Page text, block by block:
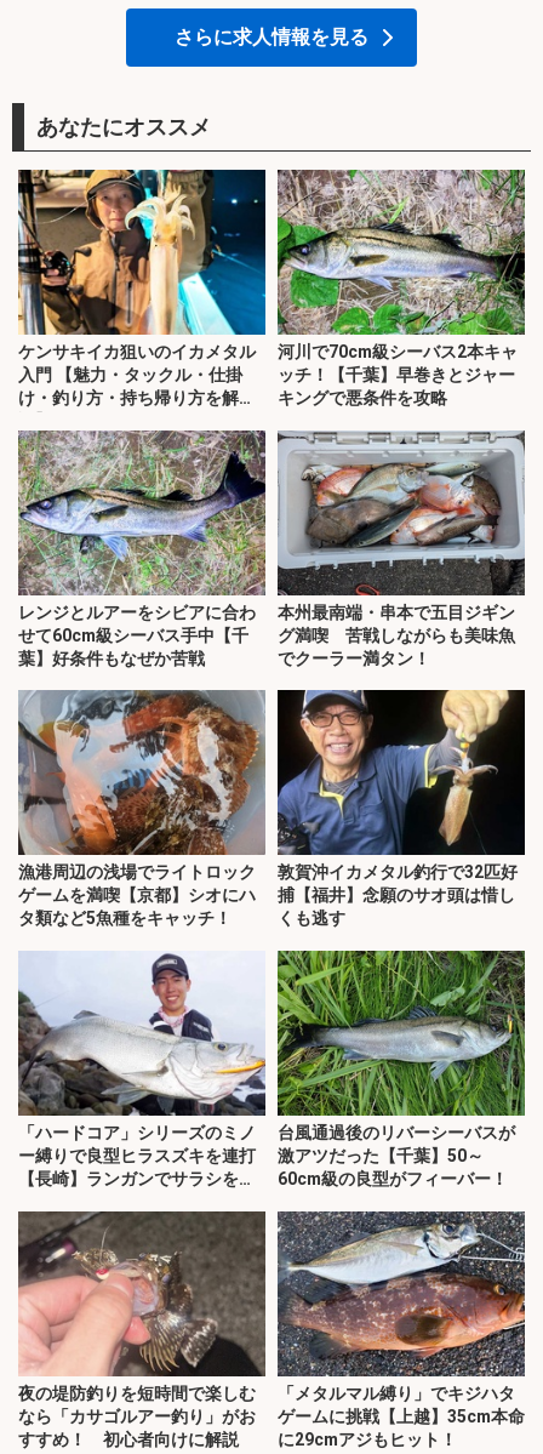
さらに求人情報を見る
あなたにオススメ
ケンサキイカ狙いのイカメタル
入門 【魅力・タックル・仕掛
け・釣り方・持ち帰り方を解
河川で70cm級シーバス2本キャ
ッチ！【千葉】早巻きとジャー
キングで悪条件を攻略
レンジとルアーをシビアに合わ
せて60cm級シーバス手中【千
葉】好条件もなぜか苦戦
本州最南端・串本で五目ジギン
グ満喫 苦戦しながらも美味魚
でクーラー満タン！
漁港周辺の浅場でライトロック
ゲームを満喫【京都】シオにハ
タ類など5魚種をキャッチ！
敦賀沖イカメタル釣行で32匹好
捕【福井】念願のサオ頭は惜し
くも逃す
「ハードコア」シリーズのミノ
ー縛りで良型ヒラスズキを連打
【長崎】ランガンでサラシを攻
台風通過後のリバーシーバスが
激アツだった【千葉】50～
60cm級の良型がフィーバー！
夜の堤防釣りを短時間で楽しむ
なら「カサゴルアー釣り」がお
すすめ！ 初心者向けに解説
「メタルマル縛り」でキジハタ
ゲームに挑戦【上越】35cm本命
に29cmアジもヒット！